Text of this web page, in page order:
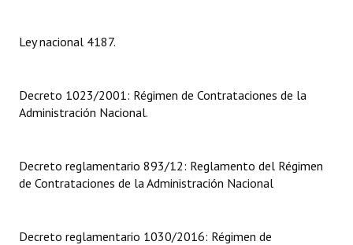
Digesto
Organigrama
Informes de Gestión
Ley nacional 4187.
Decreto 1023/2001: Régimen de Contrataciones de la
Administración Nacional.
Decreto reglamentario 893/12: Reglamento del Régimen
de Contrataciones de la Administración Nacional
Decreto reglamentario 1030/2016: Régimen de